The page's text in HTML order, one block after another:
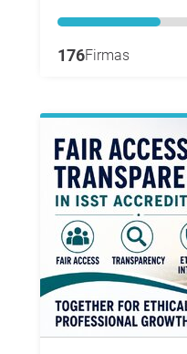
176Firmas